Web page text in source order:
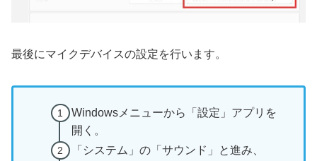
最後にマイクデバイスの設定を行います。
Windowsメニューから「設定」アプリを
開く。
「システム」の「サウンド」と進み、